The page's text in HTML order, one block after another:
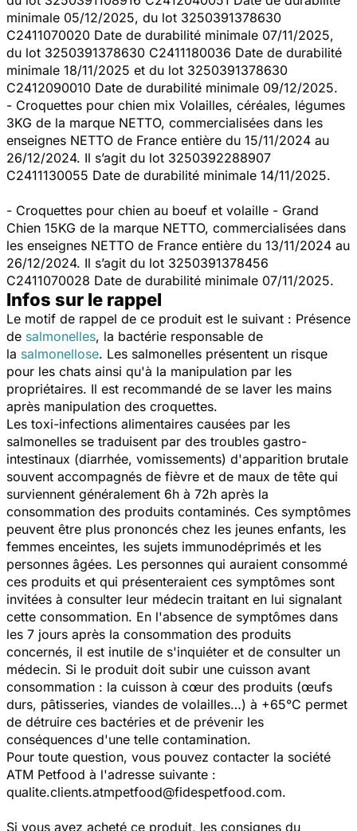
minimale 05/12/2025, du lot 3250391378630
C2411070020 Date de durabilité minimale 07/11/2025,
du lot 3250391378630 C2411180036 Date de durabilité
minimale 18/11/2025 et du lot 3250391378630
C2412090010 Date de durabilité minimale 09/12/2025.
- Croquettes pour chien mix Volailles, céréales, légumes
3KG de la marque NETTO, commercialisées dans les
enseignes NETTO de France entière du 15/11/2024 au
26/12/2024. Il s’agit du lot 3250392288907
C2411130055 Date de durabilité minimale 14/11/2025.
- Croquettes pour chien au boeuf et volaille - Grand
Chien 15KG de la marque NETTO, commercialisées dans
les enseignes NETTO de France entière du 13/11/2024 au
26/12/2024. Il s’agit du lot 3250391378456
C2411070028 Date de durabilité minimale 07/11/2025.
Infos sur le rappel
Le motif de rappel de ce produit est le suivant : Présence
de salmonelles, la bactérie responsable de
la salmonellose. Les salmonelles présentent un risque
pour les chats ainsi qu'à la manipulation par les
propriétaires. Il est recommandé de se laver les mains
après manipulation des croquettes.
Les toxi-infections alimentaires causées par les
salmonelles se traduisent par des troubles gastro-
intestinaux (diarrhée, vomissements) d'apparition brutale
souvent accompagnés de fièvre et de maux de tête qui
surviennent généralement 6h à 72h après la
consommation des produits contaminés. Ces symptômes
peuvent être plus prononcés chez les jeunes enfants, les
femmes enceintes, les sujets immunodéprimés et les
personnes âgées. Les personnes qui auraient consommé
ces produits et qui présenteraient ces symptômes sont
invitées à consulter leur médecin traitant en lui signalant
cette consommation. En l'absence de symptômes dans
les 7 jours après la consommation des produits
concernés, il est inutile de s'inquiéter et de consulter un
médecin. Si le produit doit subir une cuisson avant
consommation : la cuisson à cœur des produits (œufs
durs, pâtisseries, viandes de volailles…) à +65°C permet
de détruire ces bactéries et de prévenir les
conséquences d'une telle contamination.
Pour toute question, vous pouvez contacter la société
ATM Petfood à l'adresse suivante :
qualite.clients.atmpetfood@fidespetfood.com.
Si vous avez acheté ce produit, les consignes du